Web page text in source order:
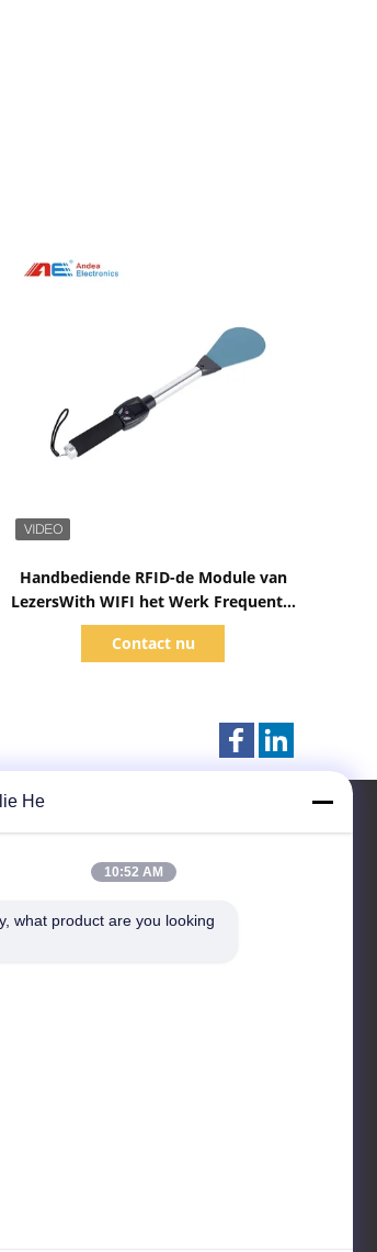
Handbediende RFID-de Module van
LezersWith WIFI het Werk Frequentie
13.56Mhz in het Beheer van het
Bibliotheekboek
Contact nu
Contacteer ons
Guangzhou Andea Electronics
He
10:52 AM
what product are you looking